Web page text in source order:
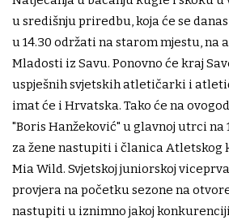
u središnju priredbu, koja će se
u 14.30 održati na starom mjestu, na
Mladosti iz Savu. Ponovno će kraj
uspješnih svjetskih atletičarki i
imat će i Hrvatska. Tako će na
"Boris Hanžeković" u glavnoj utrci na
za žene nastupiti i članica Atletskog
Mia Wild. Svjetskoj juniorskoj
provjera na početku sezone na
nastupiti u iznimno jakoj